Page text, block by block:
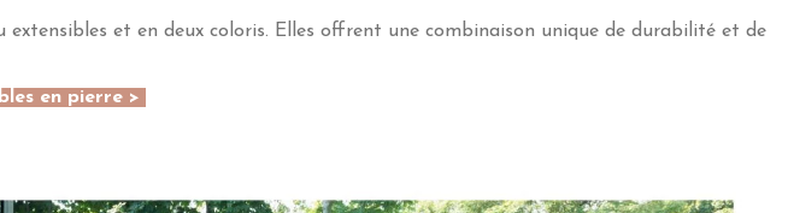
et en deux coloris. Elles offrent une combinaison unique de durabilité et de
en pierre >